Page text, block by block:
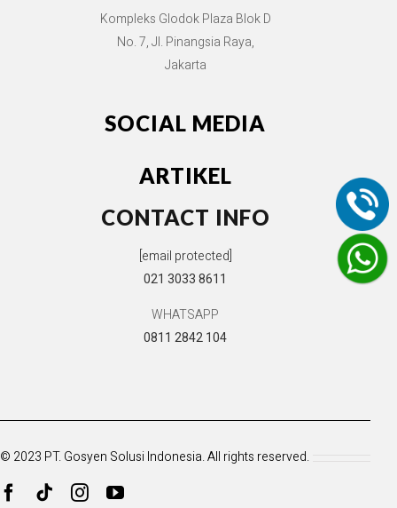
Kompleks Glodok Plaza Blok D
No. 7, Jl. Pinangsia Raya,
Jakarta
SOCIAL MEDIA
ARTIKEL
CONTACT INFO
[email protected]
021 3033 8611
WHATSAPP
0811 2842 104
© 2023 PT. Gosyen Solusi Indonesia. All rights reserved.